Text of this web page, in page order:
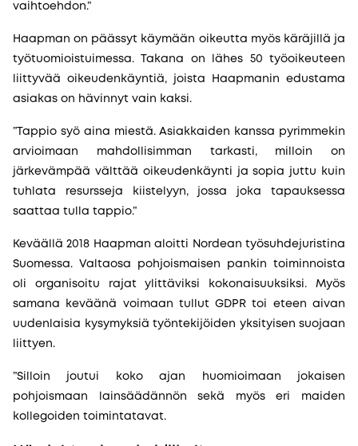
vaihtoehdon.”
Haapman on päässyt käymään oikeutta myös käräjillä ja
työtuomioistuimessa. Takana on lähes 50 työoikeuteen
liittyvää oikeudenkäyntiä, joista Haapmanin edustama
asiakas on hävinnyt vain kaksi.
”Tappio syö aina miestä. Asiakkaiden kanssa pyrimmekin
arvioimaan mahdollisimman tarkasti, milloin on
järkevämpää välttää oikeudenkäynti ja sopia juttu kuin
tuhlata resursseja kiistelyyn, jossa joka tapauksessa
saattaa tulla tappio.”
Keväällä 2018 Haapman aloitti Nordean työsuhdejuristina
Suomessa. Valtaosa pohjoismaisen pankin toiminnoista
oli organisoitu rajat ylittäviksi kokonaisuuksiksi. Myös
samana keväänä voimaan tullut GDPR toi eteen aivan
uudenlaisia kysymyksiä työntekijöiden yksityisen suojaan
liittyen.
”Silloin joutui koko ajan huomioimaan jokaisen
pohjoismaan lainsäädännön sekä myös eri maiden
kollegoiden toimintatavat.